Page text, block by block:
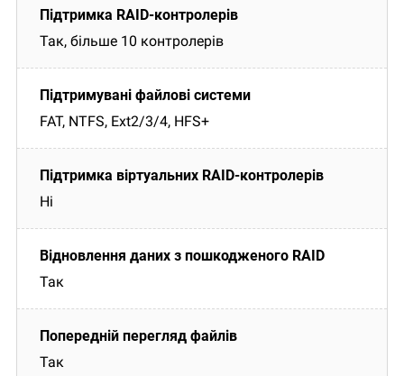
Так, більше 10 контролерів
FAT, NTFS, Ext2/3/4, HFS+
Ні
Так
Так